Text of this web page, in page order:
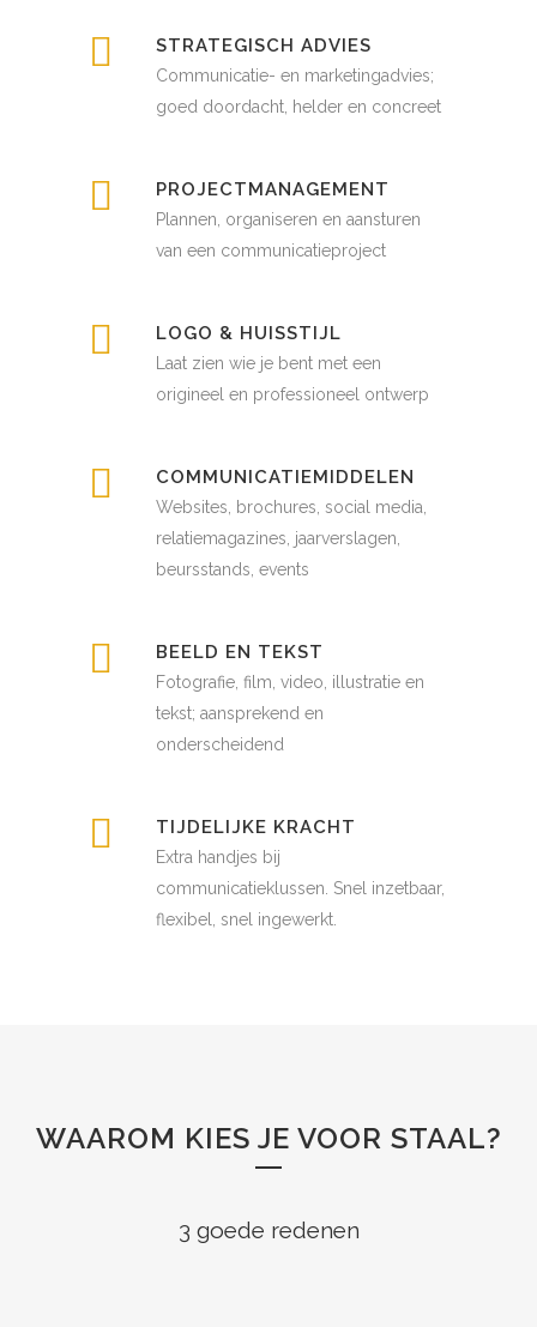
STRATEGISCH ADVIES
Communicatie- en marketingadvies;
goed doordacht, helder en concreet
PROJECTMANAGEMENT
Plannen, organiseren en aansturen
van een communicatieproject
LOGO & HUISSTIJL
Laat zien wie je bent met een
origineel en professioneel ontwerp
COMMUNICATIEMIDDELEN
Websites, brochures, social media,
relatiemagazines, jaarverslagen,
beursstands, events
BEELD EN TEKST
Fotografie, film, video, illustratie en
tekst; aansprekend en
onderscheidend
TIJDELIJKE KRACHT
Extra handjes bij
communicatieklussen. Snel inzetbaar,
flexibel, snel ingewerkt.
WAAROM KIES JE VOOR STAAL?
3 goede redenen